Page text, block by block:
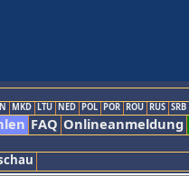
MKD LTU NED POL POR ROU RUS SRB
FAQ Onlineanmeldung